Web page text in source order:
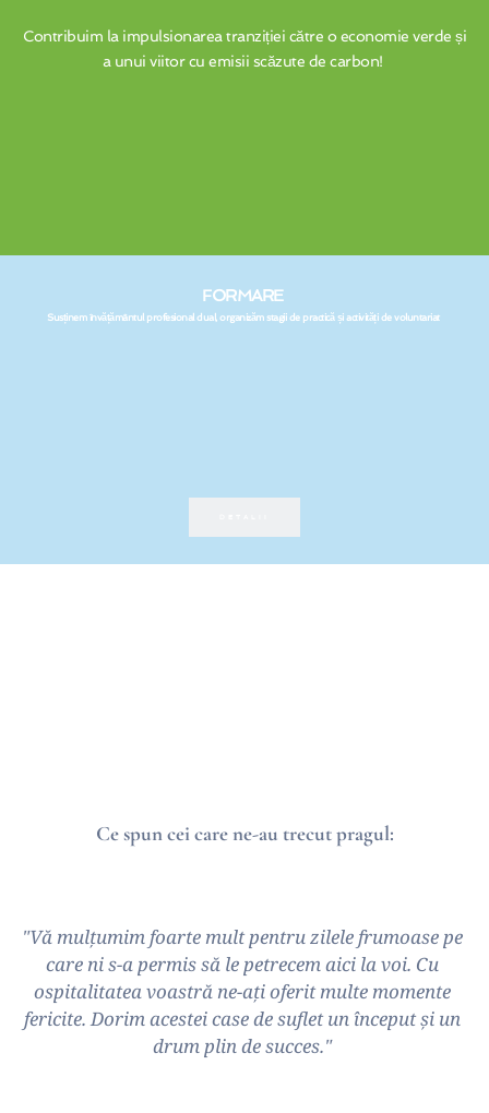
a unui viitor cu emisii scăzute de carbon!
FORMARE
Susținem învățământul profesional dual, organizăm stagii de practică și activități de voluntariat
Ce spun cei care ne-au trecut pragul:
"Vă mulțumim foarte mult pentru zilele frumoase pe
care ni s-a permis să le petrecem aici la voi. Cu
ospitalitatea voastră ne-ați oferit multe momente
fericite. Dorim acestei case de suflet un început și un
drum plin de succes."